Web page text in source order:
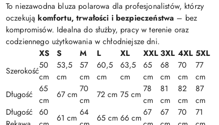
To niezawodna bluza polarowa dla profesjonalistów, którzy
oczekują komfortu, trwałości i bezpieczeństwa – bez
kompromisów. Idealna do służby, pracy w terenie oraz
codziennego użytkowania w chłodniejsze dni.
XS
S M L XL XXL 3XL 4XL 5XL
Szerokość
50
cm
53,5
cm
57
cm
60,5
cm
63,5
cm
65
cm
68
cm
70
cm
77
cm
Długość
65
cm
67 cm
70
cm
72 cm 75 cm
78
cm
81
cm
82
cm
87
cm
Długość
60
61 cm
64
65 cm 66 cm
67
67
70
71